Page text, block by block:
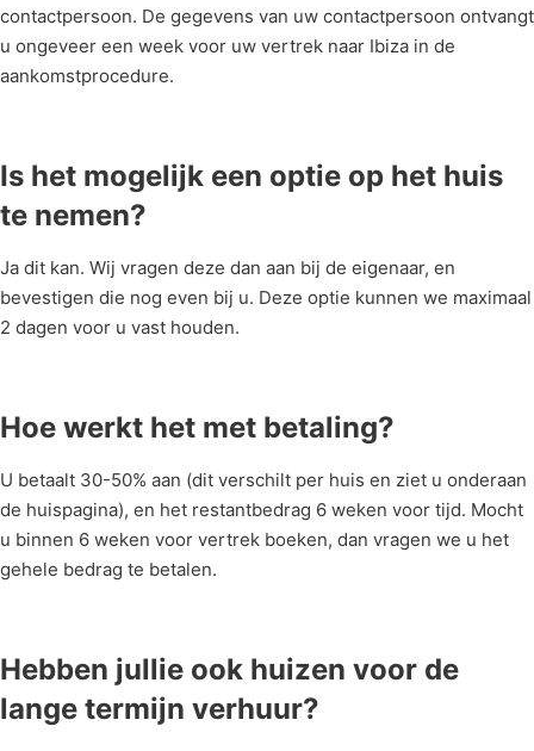
contactpersoon. De gegevens van uw contactpersoon ontvangt
u ongeveer een week voor uw vertrek naar Ibiza in de
aankomstprocedure.
Is het mogelijk een optie op het huis
te nemen?
Ja dit kan. Wij vragen deze dan aan bij de eigenaar, en
bevestigen die nog even bij u. Deze optie kunnen we maximaal
2 dagen voor u vast houden.
Hoe werkt het met betaling?
U betaalt 30-50% aan (dit verschilt per huis en ziet u onderaan
de huispagina), en het restantbedrag 6 weken voor tijd. Mocht
u binnen 6 weken voor vertrek boeken, dan vragen we u het
gehele bedrag te betalen.
Hebben jullie ook huizen voor de
lange termijn verhuur?